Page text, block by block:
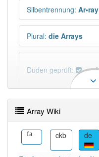
Silbentrennung: Ar•ray
Plural: die Arrays
Duden geprüft:
PowerIndex:5
Häufigkeit: 4 von 10
Array Wiki
fa ckb de